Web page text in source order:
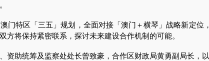
特区「三五」规划，全面对接「澳门＋横琴」战略新定位
将保持紧密联系，探讨未来建设合作机制的可能。
统筹及监察处处长曾致豪，合作区财政局黄勇副局长，以